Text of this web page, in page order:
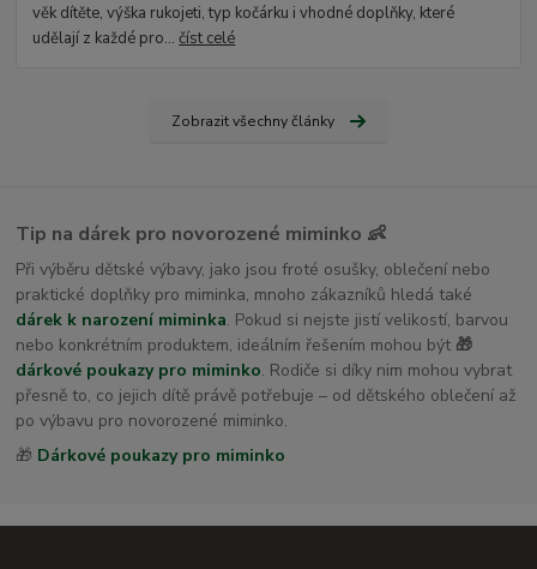
věk dítěte, výška rukojeti, typ kočárku i vhodné doplňky, které
udělají z každé pro...číst celé
Zobrazit všechny články
Tip na dárek pro novorozené miminko 👶
Při výběru dětské výbavy, jako jsou froté osušky, oblečení nebo
praktické doplňky pro miminka, mnoho zákazníků hledá také
dárek k narození miminka. Pokud si nejste jistí velikostí, barvou
nebo konkrétním produktem, ideálním řešením mohou být 🎁
dárkové poukazy pro miminko. Rodiče si díky nim mohou vybrat
přesně to, co jejich dítě právě potřebuje – od dětského oblečení až
po výbavu pro novorozené miminko.
🎁 Dárkové poukazy pro miminko